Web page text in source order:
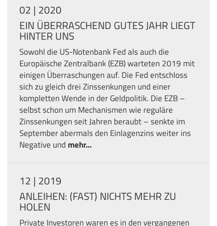
02 | 2020
EIN ÜBERRASCHEND GUTES JAHR LIEGT
HINTER UNS
Sowohl die US-Notenbank Fed als auch die
Europäische Zentralbank (EZB) warteten 2019 mit
einigen Überraschungen auf. Die Fed entschloss
sich zu gleich drei Zinssenkungen und einer
kompletten Wende in der Geldpolitik. Die EZB –
selbst schon um Mechanismen wie reguläre
Zinssenkungen seit Jahren beraubt – senkte im
September abermals den Einlagenzins weiter ins
Negative und mehr...
12 | 2019
ANLEIHEN: (FAST) NICHTS MEHR ZU
HOLEN
Private Investoren waren es in den vergangenen